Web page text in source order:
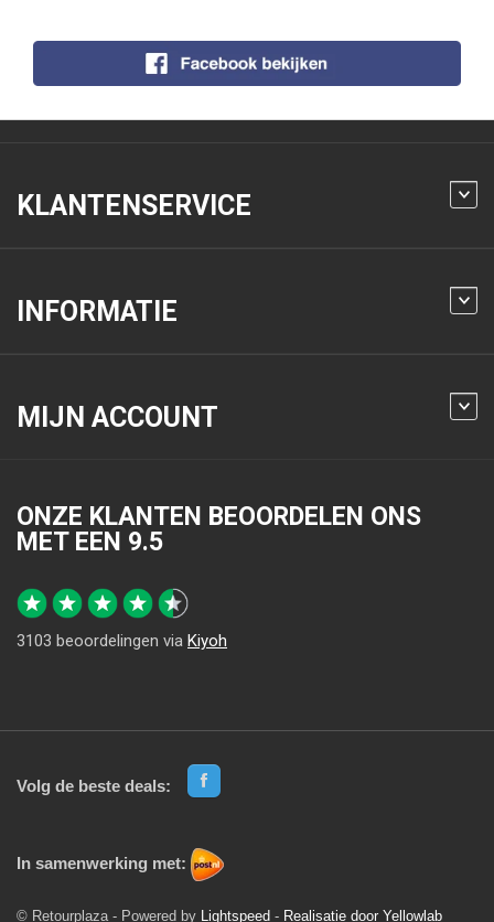
KLANTENSERVICE
INFORMATIE
MIJN ACCOUNT
ONZE KLANTEN BEOORDELEN ONS
MET EEN 9.5
3103 beoordelingen via Kiyoh
Volg de beste deals:
In samenwerking met:
© Retourplaza - Powered by Lightspeed - Realisatie door Yellowlab